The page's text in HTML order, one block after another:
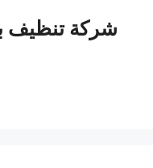
شركة تنظيف